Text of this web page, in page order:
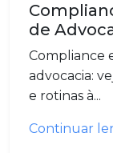
de
Compliance
advocacia:
e rotinas à...
Continuar